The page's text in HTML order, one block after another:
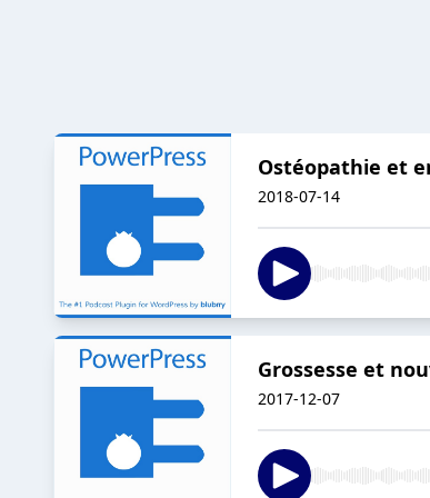
Ostéopathie et
2018-07-14
Grossesse et
2017-12-07